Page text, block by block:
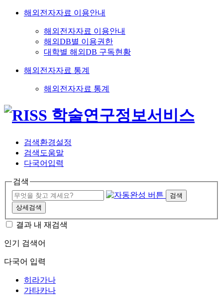
해외전자자료 이용안내
해외전자자료 이용안내
해외DB별 이용권한
대학별 해외DB 구독현황
해외전자자료 통계
해외전자자료 통계
검색환경설정
검색도움말
다국어입력
검색
검색
상세검색
결과 내 재검색
인기 검색어
다국어 입력
히라가나
가타카나